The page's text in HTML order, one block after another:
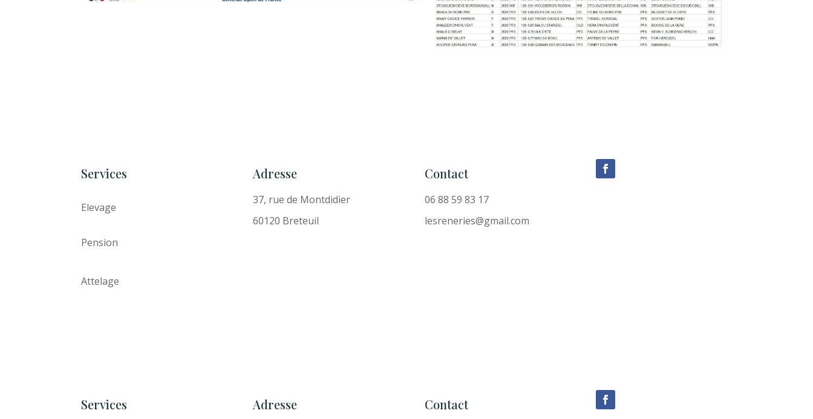
Services
Elevage
Pension
Attelage
Adresse
37, rue de Montdidier
60120 Breteuil
Contact
06 88 59 83 17
lesreneries@gmail.com
Services Adresse Contact